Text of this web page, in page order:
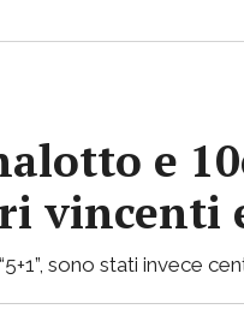
e
vincenti
sono stati invece